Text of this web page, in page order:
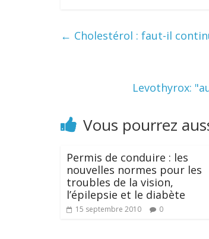
← Cholestérol : faut-il
Levothyrox:
Vous pourrez
Permis de conduire : les
nouvelles normes pour les
troubles de la vision,
l’épilepsie et le diabète
15 septembre 2010 0